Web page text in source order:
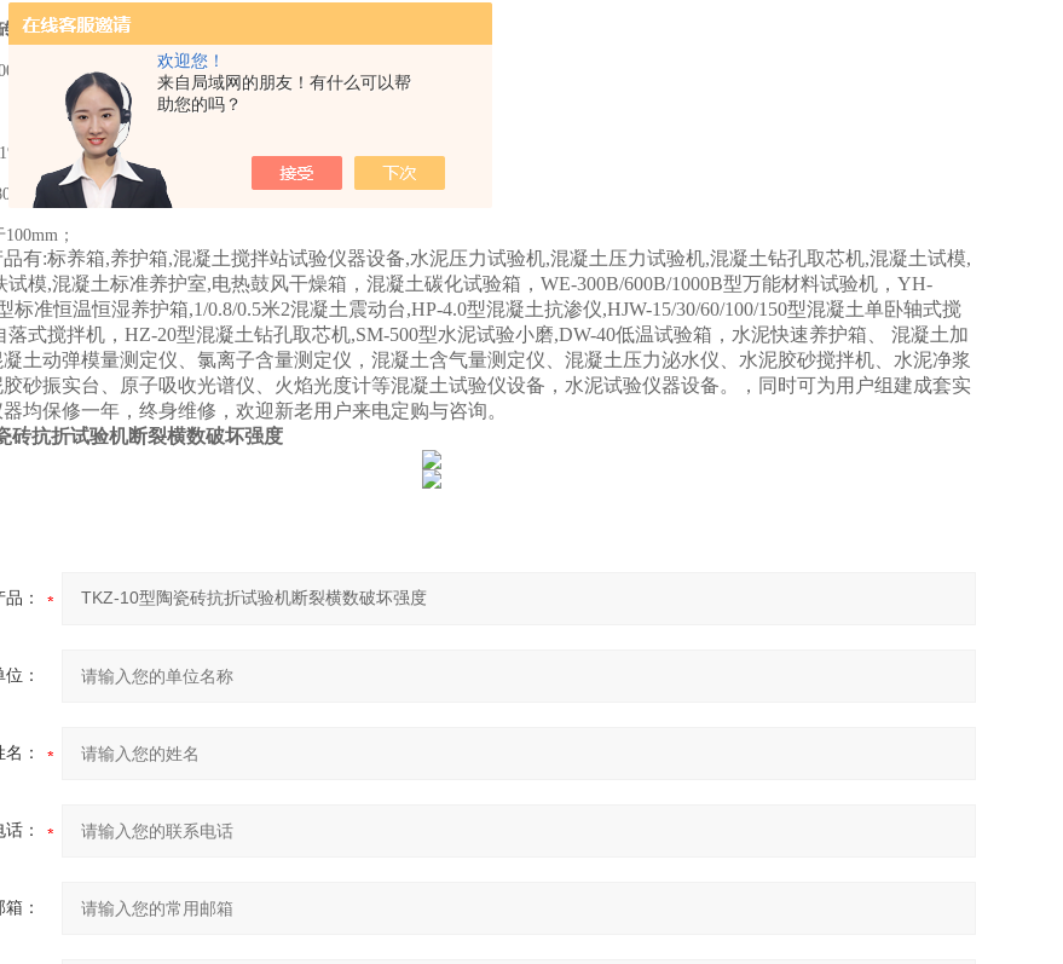
欢迎您！
来自局域网的朋友！有什么可以帮
助您的吗？
抗折试验机 砖断裂模数测定仪 昌志
；
；
；1000*1000mm
100mm；
有:标养箱,养护箱,混凝土搅拌站试验仪器设备,水泥压力试验机,混凝土压力试验机,混凝土钻孔取芯机,混凝土试模,
试模,混凝土标准养护室,电热鼓风干燥箱，混凝土碳化试验箱，WE-300B/600B/1000B型万能材料试验机，YH-
标准恒温恒湿养护箱,1/0.8/0.5米2混凝土震动台,HP-4.0型混凝土抗渗仪,HJW-15/30/60/100/150型混凝土单卧轴式搅
落式搅拌机，HZ-20型混凝土钻孔取芯机,SM-500型水泥试验小磨,DW-40低温试验箱，水泥快速养护箱、 混凝土加
土动弹模量测定仪、氯离子含量测定仪，混凝土含气量测定仪、混凝土压力泌水仪、水泥胶砂搅拌机、水泥净浆
砂振实台、原子吸收光谱仪、火焰光度计等混凝土试验仪设备，水泥试验仪器设备。，同时可为用户组建成套实
均保修一年，终身维修，欢迎新老用户来电定购与咨询。
砖抗折试验机断裂横数破坏强度
品：
：
：
：
：